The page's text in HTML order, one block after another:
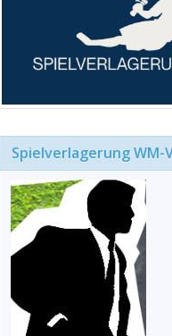
Spielverlagerung WM-